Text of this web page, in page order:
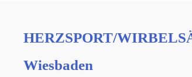
HERZSPORT/
Wiesbaden